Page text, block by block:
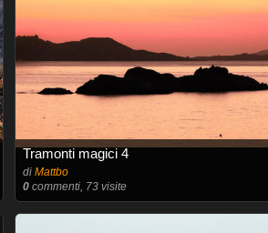
Tramonti magici 4
di Mattbo
0commenti, 73 visite